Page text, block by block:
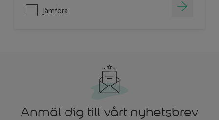
Jämföra
Anmäl dig till vårt nyhetsbrev